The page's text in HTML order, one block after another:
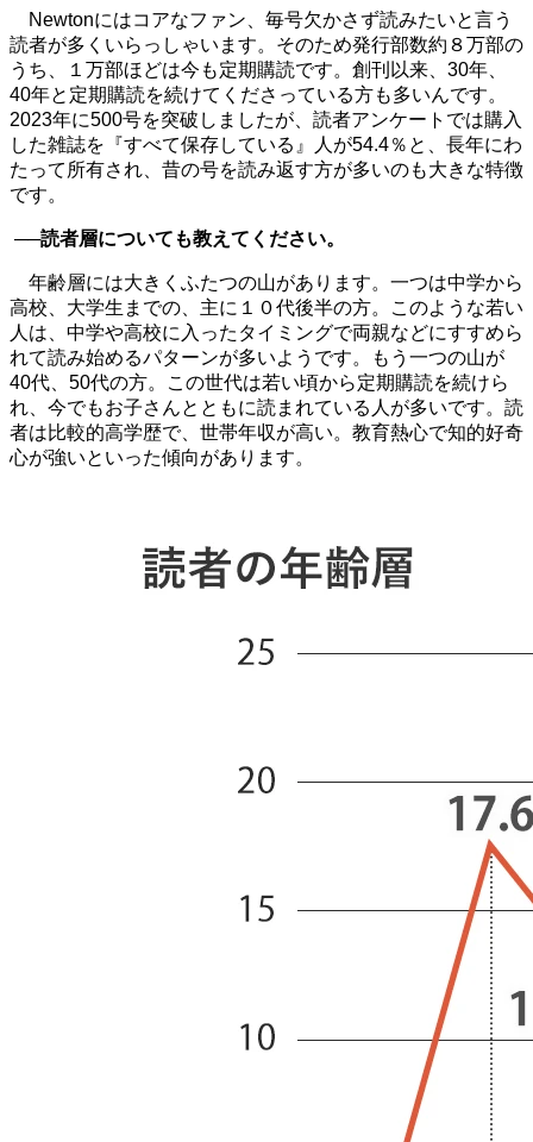
Newtonにはコアなファン、毎号欠かさず読みたいと言う
読者が多くいらっしゃいます。そのため発行部数約８万部の
うち、１万部ほどは今も定期購読です。創刊以来、 30年、
40年と定期購読を続けてくださっている方も多いんです。
2023年に500号を突破しましたが、読者アンケートでは購入
した雑誌を『すべて保存している』人が54.4％と、長年にわ
たって所有され、昔の号を読み返す方が多いのも大きな特徴
です。
──読者層についても教えてください。
年齢層には大きくふたつの山があります。一つは中学から
高校、大学生までの、主に１０代後半の方。このような若い
人は、中学や高校に入ったタイミングで両親などにすすめら
れて読み始めるパターンが多いようです。もう一つの山が
40代、 50代の方。この世代は若い頃から定期購読を続けら
れ、今でもお子さんとともに読まれている人が多いです。読
者は比較的高学歴で、世帯年収が高い。教育熱心で知的好奇
心が強いといった傾向があります。